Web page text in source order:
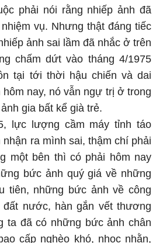
phải nói rằng nhiếp ảnh đã
vụ. Nhưng thật đáng tiếc
ảnh sai lầm đã nhắc ở trên
chấm dứt vào tháng 4/1975
tại tới thời hậu chiến và dai
nay, nó vẫn ngự trị ở trong
gia bất kể già trẻ.
lực lượng cầm máy tỉnh táo
nhận ra mình sai, thậm chí phải
một bên thì có phải hôm nay
bức ảnh quý giá về những
tiên, những bức ảnh về công
nước, hàn gắn vết thương
ta đã có những bức ảnh chân
cấp nghèo khó, nhọc nhằn,